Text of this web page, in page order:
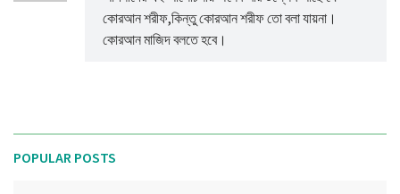
কোরআন শরীফ,কিন্তু কোরআন শরীফ তো বলা যায়না।
কোরআন মাজিদ বলতে হবে।
POPULAR POSTS